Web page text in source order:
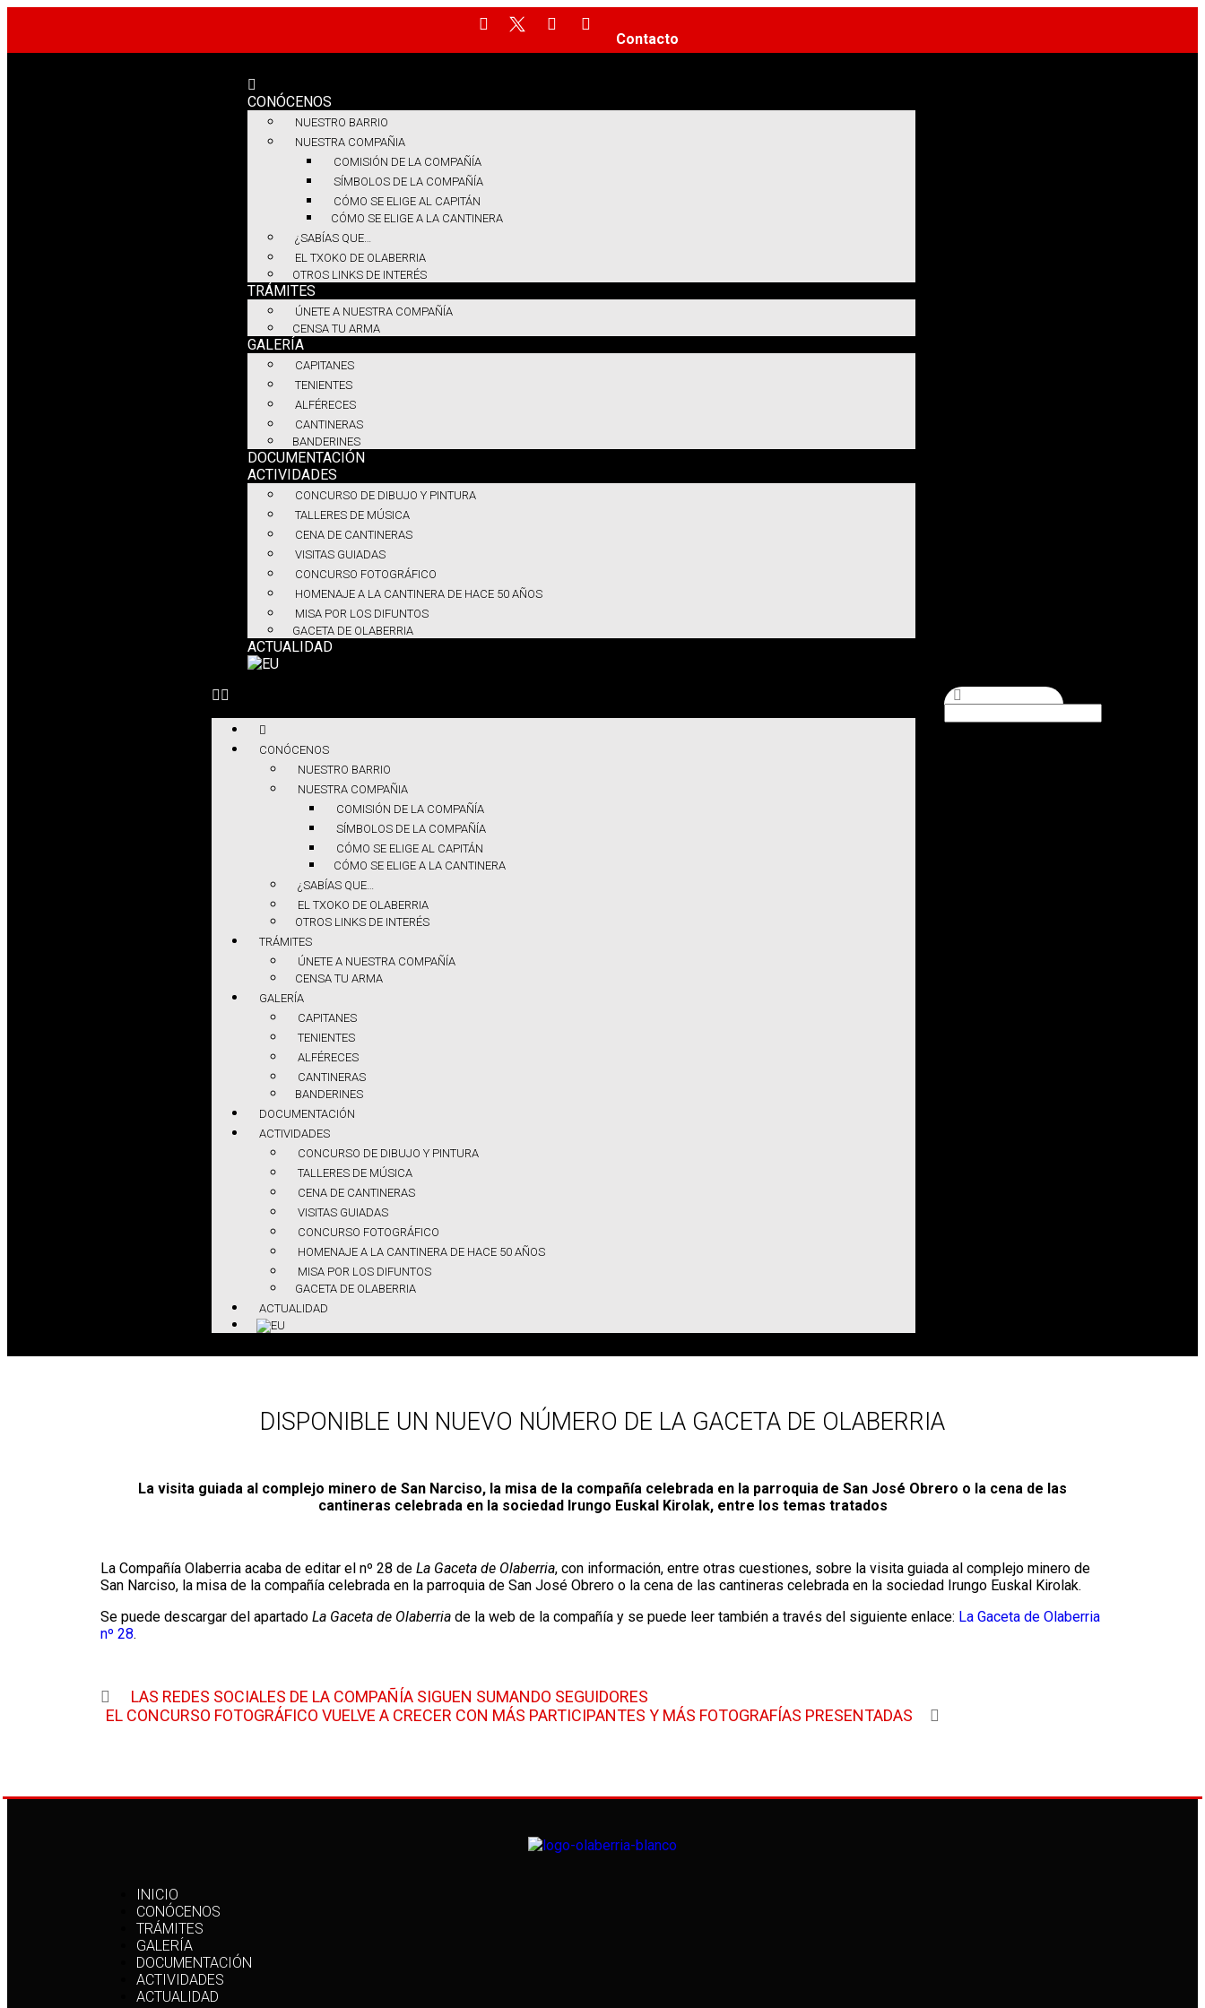
Contacto
CONÓCENOS
NUESTRO BARRIO
NUESTRA COMPAÑIA
COMISIÓN DE LA COMPAÑÍA
SÍMBOLOS DE LA COMPAÑÍA
CÓMO SE ELIGE AL CAPITÁN
CÓMO SE ELIGE A LA CANTINERA
¿SABÍAS QUE…
EL TXOKO DE OLABERRIA
OTROS LINKS DE INTERÉS
TRÁMITES
ÚNETE A NUESTRA COMPAÑÍA
CENSA TU ARMA
GALERÍA
CAPITANES
TENIENTES
ALFÉRECES
CANTINERAS
BANDERINES
DOCUMENTACIÓN
ACTIVIDADES
CONCURSO DE DIBUJO Y PINTURA
TALLERES DE MÚSICA
CENA DE CANTINERAS
VISITAS GUIADAS
CONCURSO FOTOGRÁFICO
HOMENAJE A LA CANTINERA DE HACE 50 AÑOS
MISA POR LOS DIFUNTOS
GACETA DE OLABERRIA
ACTUALIDAD
CONÓCENOS
NUESTRO BARRIO
NUESTRA COMPAÑIA
COMISIÓN DE LA COMPAÑÍA
SÍMBOLOS DE LA COMPAÑÍA
CÓMO SE ELIGE AL CAPITÁN
CÓMO SE ELIGE A LA CANTINERA
¿SABÍAS QUE…
EL TXOKO DE OLABERRIA
OTROS LINKS DE INTERÉS
TRÁMITES
ÚNETE A NUESTRA COMPAÑÍA
CENSA TU ARMA
GALERÍA
CAPITANES
TENIENTES
ALFÉRECES
CANTINERAS
BANDERINES
DOCUMENTACIÓN
ACTIVIDADES
CONCURSO DE DIBUJO Y PINTURA
TALLERES DE MÚSICA
CENA DE CANTINERAS
VISITAS GUIADAS
CONCURSO FOTOGRÁFICO
HOMENAJE A LA CANTINERA DE HACE 50 AÑOS
MISA POR LOS DIFUNTOS
GACETA DE OLABERRIA
ACTUALIDAD
DISPONIBLE UN NUEVO NÚMERO DE LA GACETA DE OLABERRIA
La visita guiada al complejo minero de San Narciso, la misa de la compañía celebrada en la parroquia de San José Obrero o la cena de las
cantineras celebrada en la sociedad Irungo Euskal Kirolak, entre los temas tratados
La Compañía Olaberria acaba de editar el nº 28 de La Gaceta de Olaberria, con información, entre otras cuestiones, sobre la visita guiada al complejo minero de
San Narciso, la misa de la compañía celebrada en la parroquia de San José Obrero o la cena de las cantineras celebrada en la sociedad Irungo Euskal Kirolak.
Se puede descargar del apartado La Gaceta de Olaberria de la web de la compañía y se puede leer también a través del siguiente enlace: La Gaceta de Olaberria
nº 28.
LAS REDES SOCIALES DE LA COMPAÑÍA SIGUEN SUMANDO SEGUIDORES
EL CONCURSO FOTOGRÁFICO VUELVE A CRECER CON MÁS PARTICIPANTES Y MÁS FOTOGRAFÍAS PRESENTADAS
INICIO
CONÓCENOS
TRÁMITES
GALERÍA
DOCUMENTACIÓN
ACTIVIDADES
ACTUALIDAD